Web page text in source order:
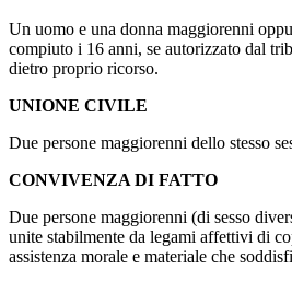
Un uomo e una donna maggiorenni
compiuto i 16 anni, se autorizzato dal
dietro proprio ricorso.
UNIONE CIVILE
Due persone maggiorenni dello stesso
CONVIVENZA DI FATTO
Due persone maggiorenni (di sesso
unite stabilmente da legami affettivi di
assistenza morale e materiale che